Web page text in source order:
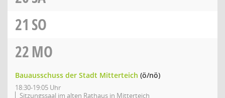
21 SO
22MO
Bauausschuss der Stadt Mitterteich (ö/nö)
18:30-19:05 Uhr
Sitzungssaal im alten Rathaus in Mitterteich